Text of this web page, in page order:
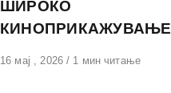
ШИРОКО
КИНОПРИКАЖУВАЊЕ
Објавено
16 мај , 2026 1 мин читање